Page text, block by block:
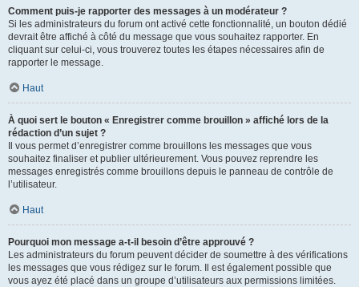
Comment puis-je rapporter des messages à un modérateur ?
Si les administrateurs du forum ont activé cette fonctionnalité, un bouton dédié
devrait être affiché à côté du message que vous souhaitez rapporter. En
cliquant sur celui-ci, vous trouverez toutes les étapes nécessaires afin de
rapporter le message.
Haut
À quoi sert le bouton « Enregistrer comme brouillon » affiché lors de la
rédaction d’un sujet ?
Il vous permet d’enregistrer comme brouillons les messages que vous
souhaitez finaliser et publier ultérieurement. Vous pouvez reprendre les
messages enregistrés comme brouillons depuis le panneau de contrôle de
l’utilisateur.
Haut
Pourquoi mon message a-t-il besoin d’être approuvé ?
Les administrateurs du forum peuvent décider de soumettre à des vérifications
les messages que vous rédigez sur le forum. Il est également possible que
vous ayez été placé dans un groupe d’utilisateurs aux permissions limitées.